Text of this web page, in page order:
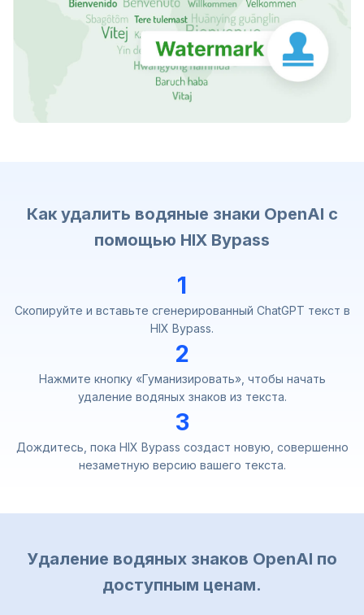
Как удалить водяные знаки OpenAI с
помощью HIX Bypass
1
Скопируйте и вставьте сгенерированный ChatGPT текст в
HIX Bypass.
2
Нажмите кнопку «Гуманизировать», чтобы начать
удаление водяных знаков из текста.
3
Дождитесь, пока HIX Bypass создаст новую, совершенно
незаметную версию вашего текста.
Удаление водяных знаков OpenAI по
доступным ценам.